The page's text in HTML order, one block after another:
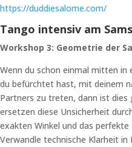
https://duddiesalome.com/
Tango intensiv am
Workshop 3: Geometrie der
Wenn du schon einmal mitten
du befürchtet hast, mit deinem
Partners zu treten, dann ist dies
ersetzen diese Unsicherheit
exakten Winkel und das
Verwandle technische Klarheit